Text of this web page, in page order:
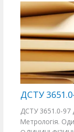
ДСТУ
ДСТУ 3651.0-
Метрологія.